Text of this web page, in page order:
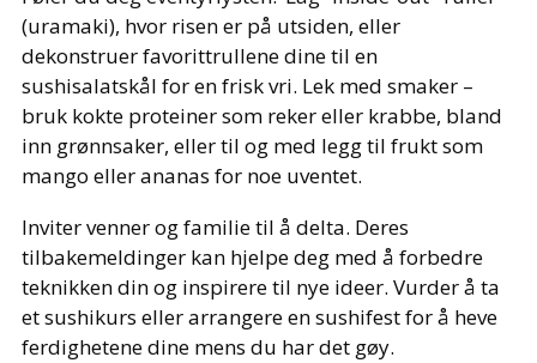
(uramaki), hvor risen er på utsiden, eller
dekonstruer favorittrullene dine til en
sushisalatskål for en frisk vri. Lek med smaker –
bruk kokte proteiner som reker eller krabbe, bland
inn grønnsaker, eller til og med legg til frukt som
mango eller ananas for noe uventet.
Inviter venner og familie til å delta. Deres
tilbakemeldinger kan hjelpe deg med å forbedre
teknikken din og inspirere til nye ideer. Vurder å ta
et sushikurs eller arrangere en sushifest for å heve
ferdighetene dine mens du har det gøy.